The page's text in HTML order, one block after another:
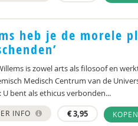
heb je de morele
is zowel arts als filosoof en
Medisch Centrum van de
U bent als ethicus verbonden...
INFO €3,95 KOPEN